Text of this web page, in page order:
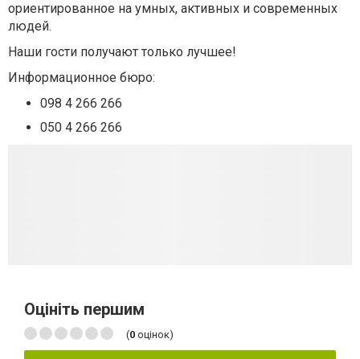
ориентированное на умных, активных и современных
людей.
Наши гости получают только лучшее!
Информационное бюро:
098 4 266 266
050 4 266 266
Оцініть першим
(0 оцінок)